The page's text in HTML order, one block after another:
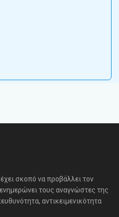
έχει σκοπό να προβάλλει τον
τους αναγνώστες της
αντικειμενικότητα